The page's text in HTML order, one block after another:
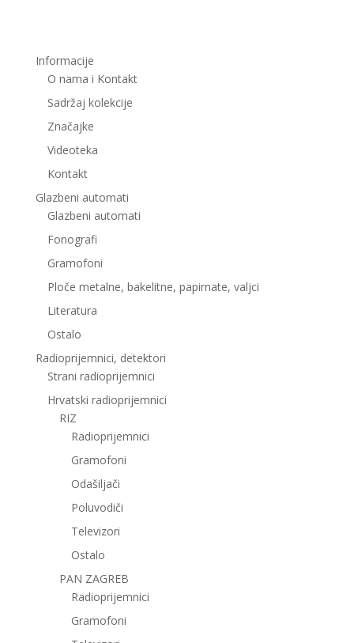
Informacije
O nama i Kontakt
Sadržaj kolekcije
Značajke
Videoteka
Kontakt
Glazbeni automati
Glazbeni automati
Fonografi
Gramofoni
Ploče metalne, bakelitne, papirnate, valjci
Literatura
Ostalo
Radioprijemnici, detektori
Strani radioprijemnici
Hrvatski radioprijemnici
RIZ
Radioprijemnici
Gramofoni
Odašiljači
Poluvodiči
Televizori
Ostalo
PAN ZAGREB
Radioprijemnici
Gramofoni